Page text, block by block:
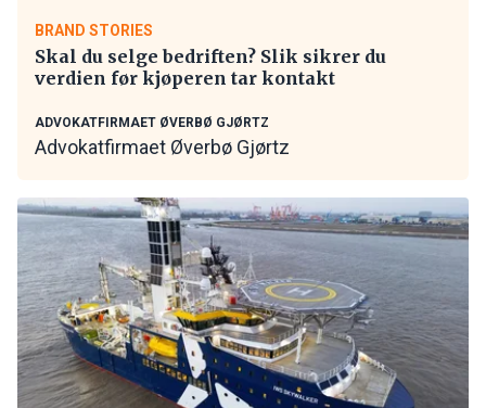
BRAND STORIES
Skal du selge bedriften? Slik sikrer du
verdien før kjøperen tar kontakt
ADVOKATFIRMAET ØVERBØ GJØRTZ
Advokatfirmaet Øverbø Gjørtz